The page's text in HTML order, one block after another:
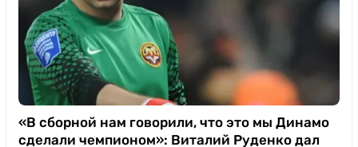
«В сборной нам говорили, что это мы Динамо
сделали чемпионом»: Виталий Руденко дал